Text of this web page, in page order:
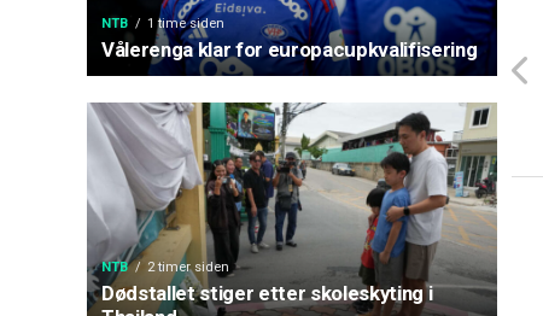
NTB 1 time siden
Vålerenga klar for europacupkvalifisering
NTB 2 timer siden
Dødstallet stiger etter skoleskyting i